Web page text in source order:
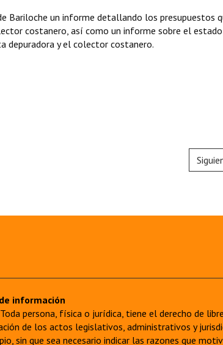
Bariloche un informe detallando los presupuestos
costanero, así como un informe sobre el
depuradora y el colector costanero.
información
Toda persona, física o jurídica, tiene el derecho de
de los actos legislativos, administrativos y
sin que sea necesario indicar las razones que